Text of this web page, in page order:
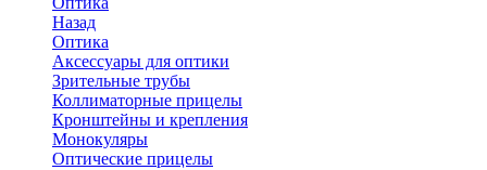
Назад
Оптика
Аксессуары для оптики
Зрительные трубы
Коллиматорные прицелы
Кронштейны и крепления
Монокуляры
Оптические прицелы